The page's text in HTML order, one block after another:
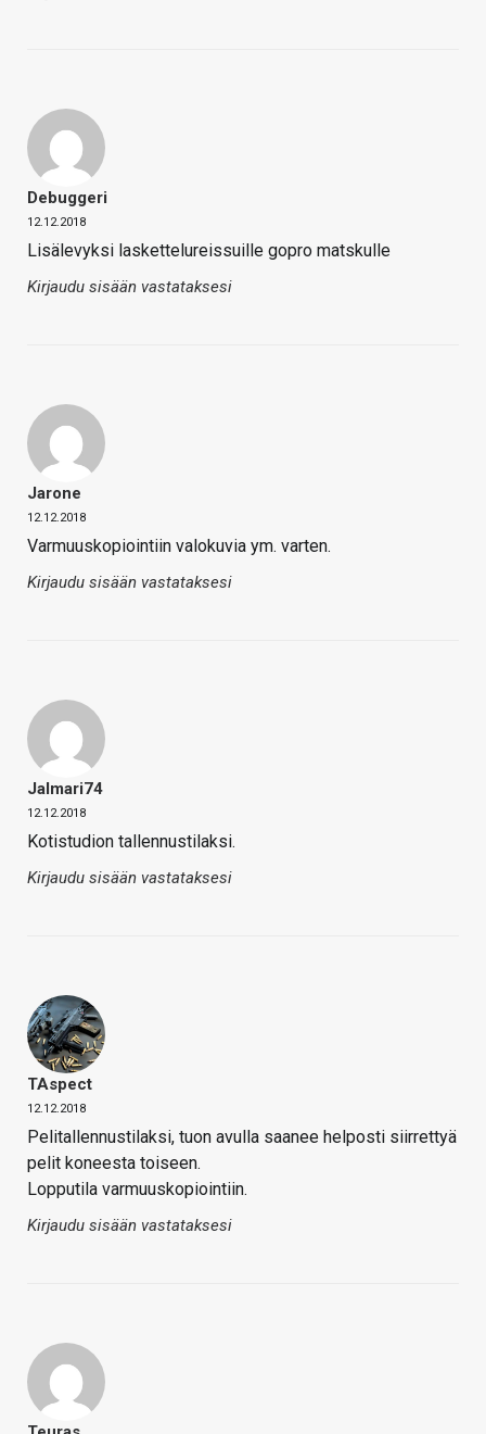
Debuggeri
12.12.2018
Lisälevyksi laskettelureissuille gopro matskulle
Kirjaudu sisään vastataksesi
Jarone
12.12.2018
Varmuuskopiointiin valokuvia ym. varten.
Kirjaudu sisään vastataksesi
Jalmari74
12.12.2018
Kotistudion tallennustilaksi.
Kirjaudu sisään vastataksesi
TAspect
12.12.2018
Pelitallennustilaksi, tuon avulla saanee helposti siirrettyä
pelit koneesta toiseen.
Lopputila varmuuskopiointiin.
Kirjaudu sisään vastataksesi